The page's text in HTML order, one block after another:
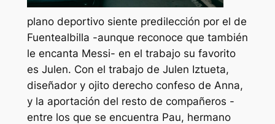
plano deportivo siente predilección por el de
Fuentealbilla -aunque reconoce que también
le encanta Messi- en el trabajo su favorito
es Julen. Con el trabajo de Julen Iztueta,
diseñador y ojito derecho confeso de Anna,
y la aportación del resto de compañeros -
entre los que se encuentra Pau, hermano